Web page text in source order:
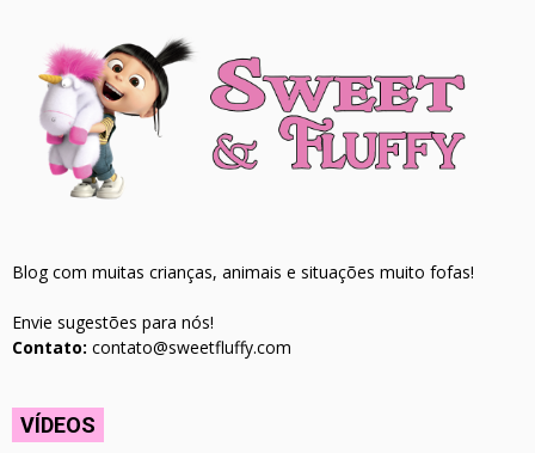
Blog com muitas crianças, animais e situações muito fofas!
Envie sugestões para nós!
Contato: contato@sweetfluffy.com
VÍDEOS